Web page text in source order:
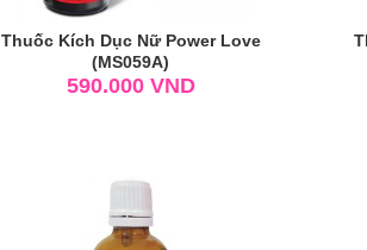
Thuốc Kích Dục Nữ Power Love
(MS059A)
590.000 VND